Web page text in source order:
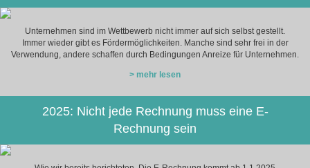
Unternehmen sind im Wettbewerb nicht immer auf sich selbst gestellt.
Immer wieder gibt es Fördermöglichkeiten. Manche sind sehr frei in der
Verwendung, andere schaffen durch Bedingungen Anreize für Unternehmen.
> mehr lesen
2025: Nicht jede Rechnung muss eine E-
Rechnung sein